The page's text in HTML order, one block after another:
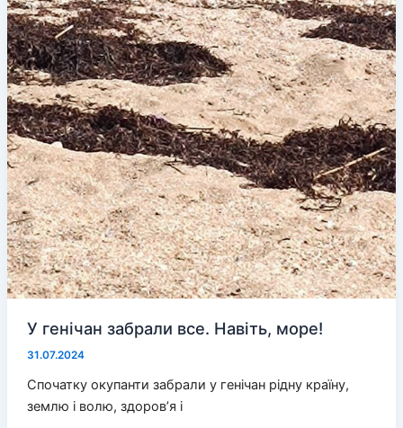
У генічан забрали все. Навіть, море!
31.07.2024
Спочатку окупанти забрали у генічан рідну країну,
землю і волю, здоров’я і